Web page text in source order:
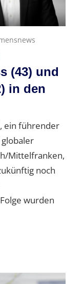
(43) und
in den
ein führender
Mittelfranken,
noch
wurden